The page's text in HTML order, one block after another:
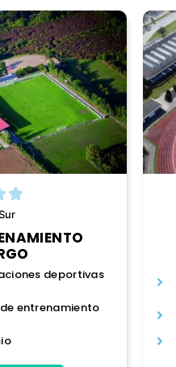
deportivas
entrenamiento